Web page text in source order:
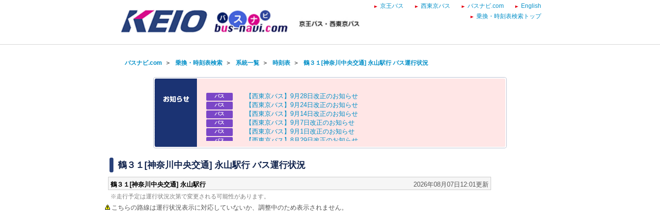
京王バス 西東京バス バスナビ.com
English
乗換・時刻表検索トップ
バスナビ.com ＞ 乗換・時刻表検索＞ 系統一覧＞ 時刻表＞ 鶴３１[神奈川中央交通] 永山駅行 バス運行状況
バス 【西東京バス 】 9月 28 日 改正のお知 らせ
バス 【西東京バス 】 9月 24 日 改正のお知 らせ
バス 【西東京バス 】 9月 14 日 改正のお知 らせ
バス 【西東京バス 】 9月 7 日 改正のお知 らせ
バス 【西東京バス 】 9月 1 日 改正のお知 らせ
バス 【西東京バス 】 8 月 29日改正のお知 らせ
バス 【京王バス】お盆ダイヤのお知らせ
鶴３１[神奈川中央交通] 永山駅行 バス運行状況
鶴３１[神奈川中央交通] 永山駅行 2026年08月07日12:01更新
※走行予定は運行状況次第で変更される可能性があります。
こちらの路線は運行状況表示に対応していないか、調整中のため表示されません。